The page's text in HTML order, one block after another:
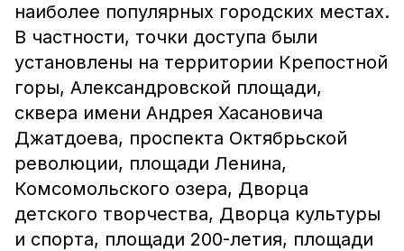
наиболее популярных городских местах.
В частности, точки доступа были
установлены на территории Крепостной
горы, Александровской площади,
сквера имени Андрея Хасановича
Джатдоева, проспекта Октябрьской
революции, площади Ленина,
Комсомольского озера, Дворца
детского творчества, Дворца культуры
и спорта, площади 200-летия, площади